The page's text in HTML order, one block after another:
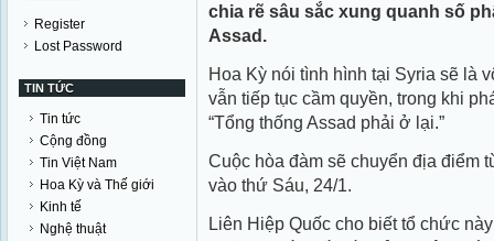
Register
Lost Password
TIN TỨC
Tin tức
Cộng đồng
Tin Việt Nam
Hoa Kỳ và Thế giới
Kinh tế
Nghệ thuật
chia rẽ sâu sắc xung quanh số
Assad.
Hoa Kỳ nói tình hình tại Syria sẽ là
vẫn tiếp tục cầm quyền, trong khi
“Tổng thống Assad phải ở lại.”
Cuộc hòa đàm sẽ chuyển địa điểm
vào thứ Sáu, 24/1.
Liên Hiệp Quốc cho biết tổ chức